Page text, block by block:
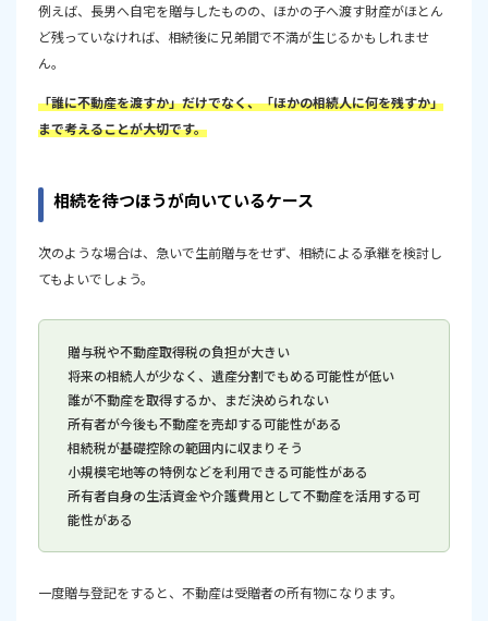
例えば、長男へ自宅を贈与したものの、ほかの子へ渡す財産がほとん
ど残っていなければ、相続後に兄弟間で不満が生じるかもしれませ
ん。
「誰に不動産を渡すか」だけでなく、「ほかの相続人に何を残すか」
まで考えることが大切です。
相続を待つほうが向いているケース
次のような場合は、急いで生前贈与をせず、相続による承継を検討し
てもよいでしょう。
贈与税や不動産取得税の負担が大きい
将来の相続人が少なく、遺産分割でもめる可能性が低い
誰が不動産を取得するか、まだ決められない
所有者が今後も不動産を売却する可能性がある
相続税が基礎控除の範囲内に収まりそう
小規模宅地等の特例などを利用できる可能性がある
所有者自身の生活資金や介護費用として不動産を活用する可
能性がある
一度贈与登記をすると、不動産は受贈者の所有物になります。